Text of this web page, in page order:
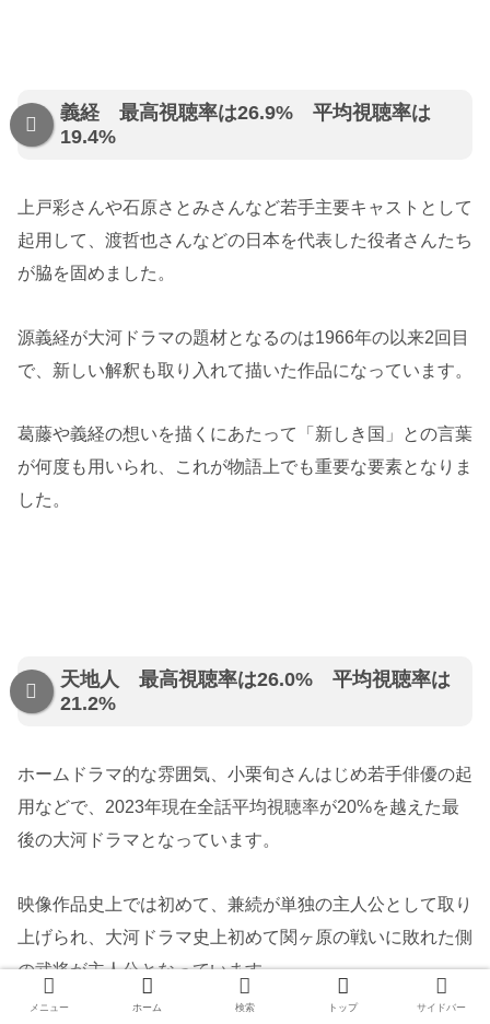
義経 最高視聴率は26.9% 平均視聴率は
19.4%
上戸彩さんや石原さとみさんなど若手主要キャストとして
起用して、渡哲也さんなどの日本を代表した役者さんたち
が脇を固めました。
源義経が大河ドラマの題材となるのは1966年の以来2回目
で、新しい解釈も取り入れて描いた作品になっています。
葛藤や義経の想いを描くにあたって「新しき国」との言葉
が何度も用いられ、これが物語上でも重要な要素となりま
した。
天地人 最高視聴率は26.0% 平均視聴率は
21.2%
ホームドラマ的な雰囲気、小栗旬さんはじめ若手俳優の起
用などで、2023年現在全話平均視聴率が20%を越えた最
後の大河ドラマとなっています。
映像作品史上では初めて、兼続が単独の主人公として取り
上げられ、大河ドラマ史上初めて関ヶ原の戦いに敗れた側
の武将が主人公となっています。
メニュー ホーム 検索 トップ サイドバー